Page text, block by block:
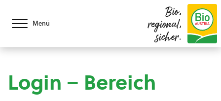
Menü
Bio,
regional,
sicher.
Login – Bereich